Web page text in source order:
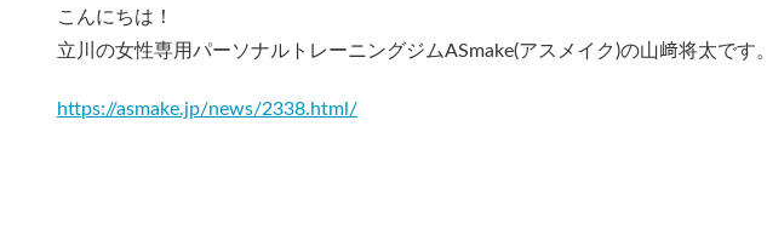
こんにちは！
立川の女性専用パーソナルトレーニングジムASmake(アスメイク)の山﨑将太です。
https://asmake.jp/news/2338.html/